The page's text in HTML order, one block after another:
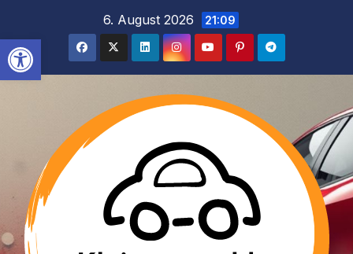
Werkzeugleiste öffnen
springen
6. August 2026 21:09